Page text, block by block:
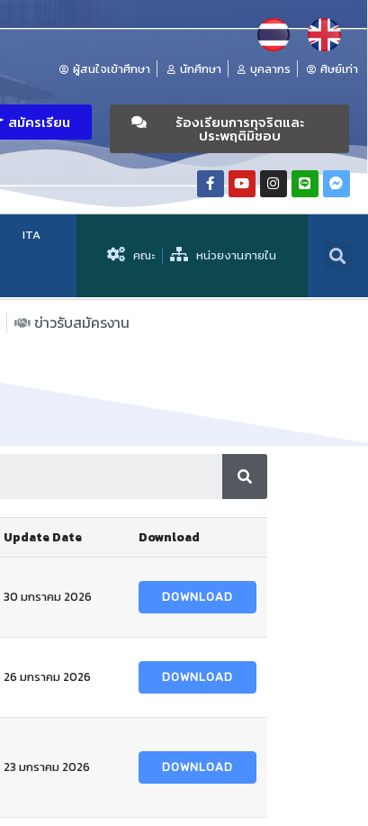
ผู้สนใจเข้าศึกษา นักศึกษา บุคลากร ศิษย์เก่า
สมัครเรียน ร้องเรียนการทุจริตและ
ประพฤติมิชอบ
ITA
คณะ หน่วยงานภายใน
ข่าวรับสมัครงาน
Update Date Download
30 มกราคม 2026 DOWNLOAD
26 มกราคม 2026 DOWNLOAD
23 มกราคม 2026 DOWNLOAD